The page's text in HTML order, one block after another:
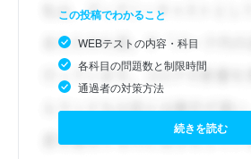
この投稿でわかること
WEBテストの内容・科目
各科目の問題数と制限時間
通過者の対策方法
続きを読む